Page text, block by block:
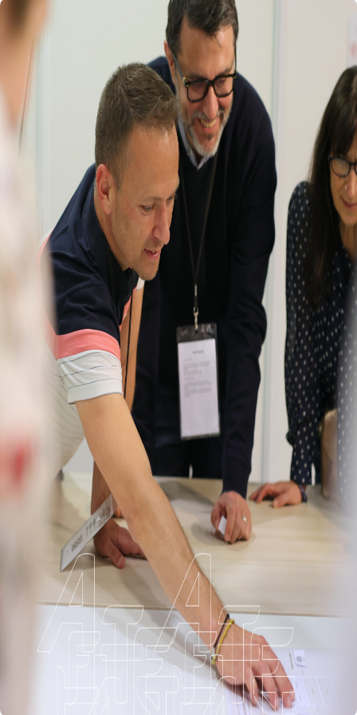
Connexion à votre espace
Nom d’utilisateur*
Mot de passe
Enregistrer mes informations de connexion
Enregistrer mes informations de connexion
Mot de passe oublié
Se connecter
Nouvel adhérent ? S'inscrire